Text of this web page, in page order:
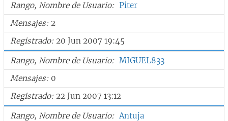
Rango, Nombre de Usuario
Piter
Mensajes 2
Registrado 20 Jun 2007 19:45
Rango, Nombre de Usuario
MIGUEL833
Mensajes 0
Registrado 22 Jun 2007 13:12
Rango, Nombre de Usuario
Antuja